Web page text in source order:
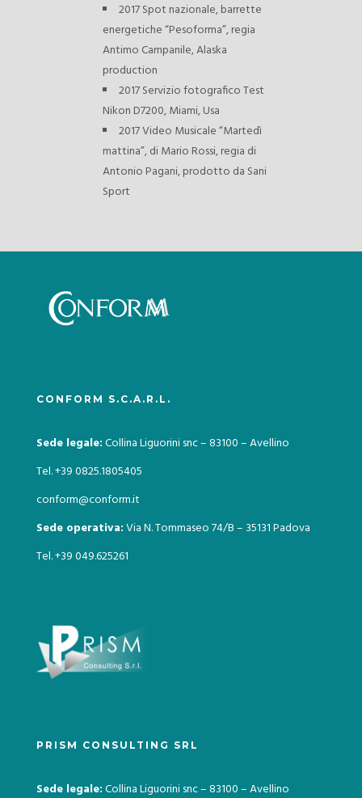
2017 Spot nazionale, barrette
energetiche “Pesoforma”, regia
Antimo Campanile, Alaska
production
2017 Servizio fotografico Test
Nikon D7200, Miami, Usa
2017 Video Musicale “Martedì
mattina”, di Mario Rossi, regia di
Antonio Pagani, prodotto da Sani
Sport
CONFORM S.C.A.R.L.
Sede legale:Collina Liguorini snc – 83100 – Avellino
Tel. +39 0825.1805405
conform@conform.it
Sede operativa:Via N. Tommaseo 74/B – 35131 Padova
Tel. +39 049.625261
PRISM CONSULTING SRL
Sede legale:Collina Liguorini snc – 83100 – Avellino